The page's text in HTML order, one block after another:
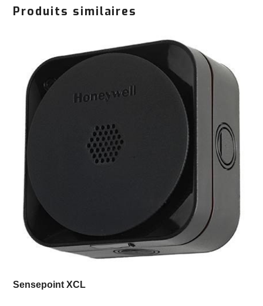
Produits similaires
Sensepoint XCL